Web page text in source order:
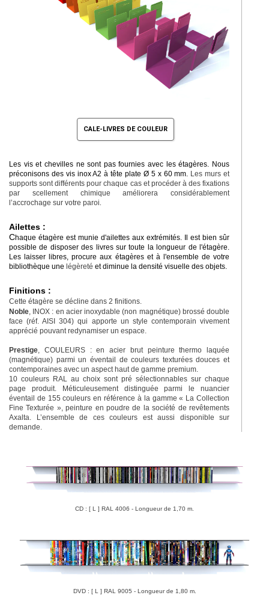
CALE-LIVRES DE COULEUR
Les vis et chevilles ne sont pas fournies avec les étagères. Nous
préconisons des vis inox A2 à tête plate Ø 5 x 60 mm. Les murs et
supports sont différents pour chaque cas et procéder à des fixations
par scellement chimique améliorera considérablement
l’accrochage sur votre paroi.
Ailettes :
Chaque étagère est munie d'ailettes aux extrémités. Il est bien sûr
possible de disposer des livres sur toute la longueur de l'étagère.
Les laisser libres, procure aux étagères et à l'ensemble de votre
bibliothèque une légèreté et diminue la densité visuelle des objets.
Finitions :
Cette étagère se décline dans 2 finitions.
Noble , INOX : en acier inoxydable (non magnétique) brossé double
face (réf. AISI 304) qui apporte un style contemporain vivement
apprécié pouvant redynamiser un espace.
Prestige , COULEURS : en acier brut peinture thermo laquée
(magnétique) parmi un éventail de couleurs texturées douces et
contemporaines avec un aspect haut de gamme premium.
10 couleurs RAL au choix sont pré sélectionnables sur chaque
page produit. Méticuleusement distinguée parmi le nuancier
éventail de 155 couleurs en référence à la gamme « La Collection
Fine Texturée », peinture en poudre de la société de revêtements
Axalta. L’ensemble de ces couleurs est aussi disponible sur
demande.
CD : [ L ] RAL 4006 - Longueur de 1,70 m.
DVD : [ L ] RAL 9005 - Longueur de 1,80 m.